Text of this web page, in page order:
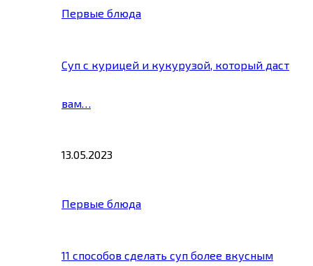
Первые блюда
Суп с курицей и кукурузой, который даст
вам…
13.05.2023
Первые блюда
11 способов сделать суп более вкусным